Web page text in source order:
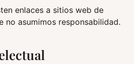
enlaces a sitios web de
no asumimos responsabilidad.